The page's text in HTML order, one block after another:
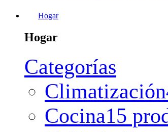
Hogar
Hogar
Categorías
Climatización
Cocina15